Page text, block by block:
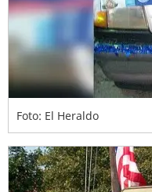
Foto: El Heraldo